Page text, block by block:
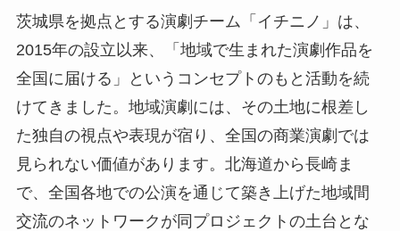
茨城県を拠点とする演劇チーム「イチニノ」は、
2015年の設立以来、「地域で生まれた演劇作品を
全国に届ける」というコンセプトのもと活動を続
けてきました。地域演劇には、その土地に根差し
た独自の視点や表現が宿り、全国の商業演劇では
見られない価値があります。北海道から長崎ま
で、全国各地での公演を通じて築き上げた地域間
交流のネットワークが同プロジェクトの土台とな